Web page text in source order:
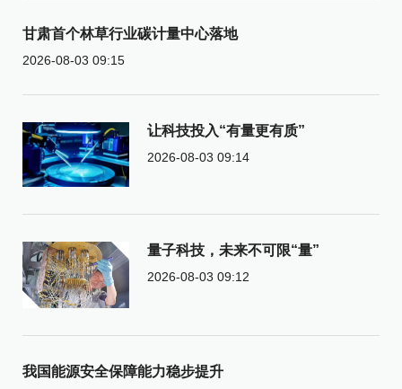
甘肃首个林草行业碳计量中心落地
2026-08-03 09:15
让科技投入“有量更有质”
2026-08-03 09:14
量子科技，未来不可限“量”
2026-08-03 09:12
我国能源安全保障能力稳步提升